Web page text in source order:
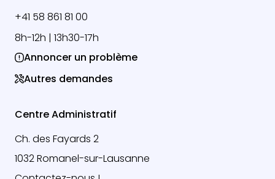
+41 58 861 81 00
8h-12h | 13h30-17h
Annoncer un problème
Autres demandes
Centre Administratif
Ch. des Fayards 2
1032 Romanel-sur-Lausanne